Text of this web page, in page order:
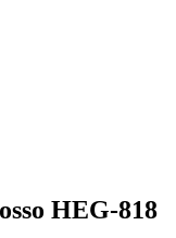
HEG-818